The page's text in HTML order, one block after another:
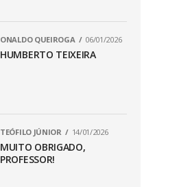
ONALDO QUEIROGA 06/01/2026
HUMBERTO TEIXEIRA
TEÓFILO JÚNIOR 14/01/2026
MUITO OBRIGADO,
PROFESSOR!